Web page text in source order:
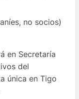
no socios)
en Secretaría
del
única en Tigo